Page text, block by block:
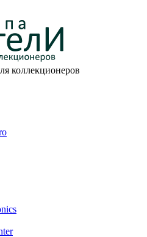
коллекционеров